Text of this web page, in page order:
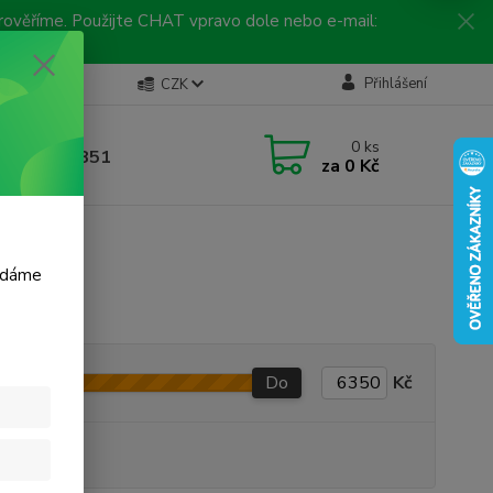
Použijte CHAT vpravo dole nebo e-mail:
Kontakty CZK Přihlášení
linka
792 217 851
9-16 hod.)
0 ks
za 0 Kč
Do Kč